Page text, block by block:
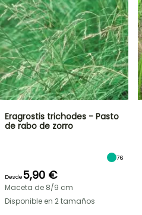
Eragrostis trichodes - Pasto
de rabo de zorro
76
Desde5,90 €
Maceta de 8/9 cm
Disponible en 2 tamaños